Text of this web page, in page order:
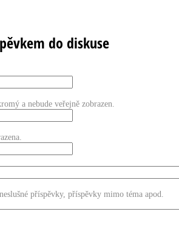
do diskuse
a nebude veřejně zobrazen.
příspěvky, příspěvky mimo téma apod.